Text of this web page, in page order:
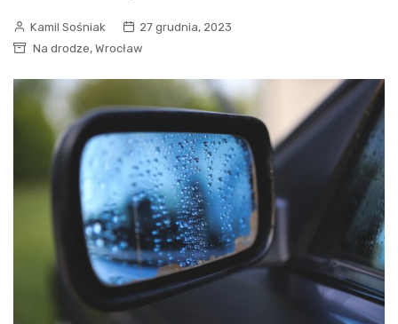
Kamil Sośniak
27 grudnia, 2023
Na drodze, Wrocław